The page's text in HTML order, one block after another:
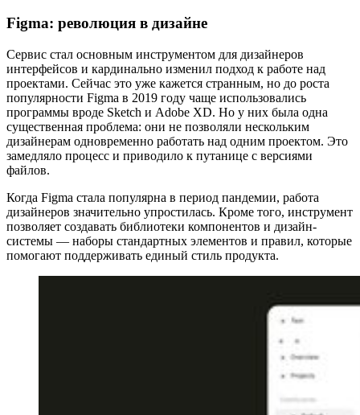
Figma: революция в дизайне
Сервис стал основным инструментом для дизайнеров
интерфейсов и кардинально изменил подход к работе над
проектами. Сейчас это уже кажется странным, но до роста
популярности Figma в 2019 году чаще использовались
программы вроде Sketch и Adobe XD. Но у них была одна
существенная проблема: они не позволяли нескольким
дизайнерам одновременно работать над одним проектом. Это
замедляло процесс и приводило к путанице с версиями
файлов.
Когда Figma стала популярна в период пандемии, работа
дизайнеров значительно упростилась. Кроме того, инструмент
позволяет создавать библиотеки компонентов и дизайн-
системы — наборы стандартных элементов и правил, которые
помогают поддерживать единый стиль продукта.